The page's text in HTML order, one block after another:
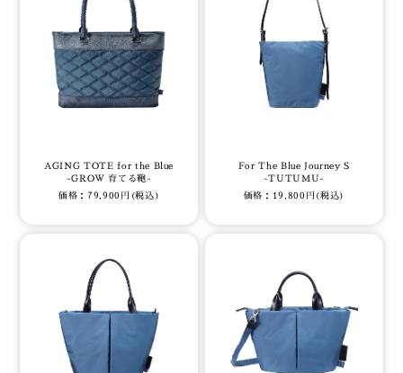
AGING TOTE for the Blue
-GROW 育てる鞄-
価格：79,900円(税込)
For The Blue Journey S
-TUTUMU-
価格：19,800円(税込)